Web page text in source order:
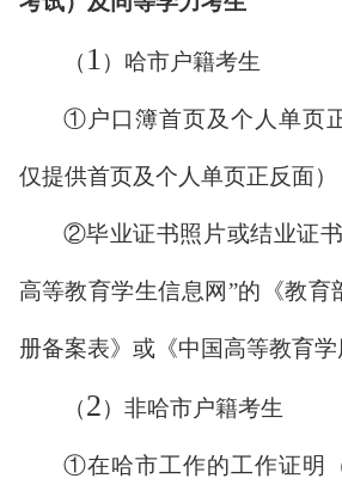
（ 1）哈市户籍考生
①户口簿首页及个人单页
仅提供首页及个人单页正反面）
②毕业证书照片或结业证
高等教育学生信息网”的《教育
册备案表》或《中国高等教育学
（2）非哈市户籍考生
①在哈市工作的工作证明